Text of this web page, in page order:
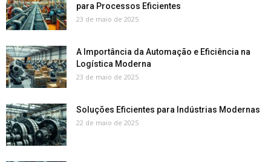
para Processos Eficientes
23 de maio de 2025
A Importância da Automação e Eficiência na
Logística Moderna
23 de maio de 2025
Soluções Eficientes para Indústrias Modernas
22 de maio de 2025